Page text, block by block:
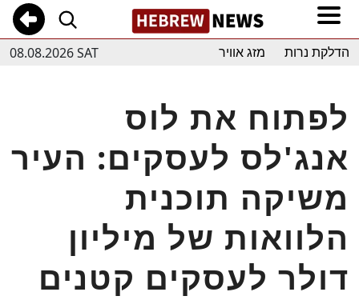
08.08.2026 SAT הדלקת נרות מזג אוויר
לפתוח את לוס
אנג'לס לעסקים: העיר
משיקה תוכנית
הלוואות של מיליון
דולר לעסקים קטנים